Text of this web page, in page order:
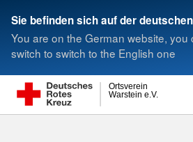
Sie befinden sich auf der
You are on the German website, you
switch to switch to the English one
Warstein e.V.
Ortsverein